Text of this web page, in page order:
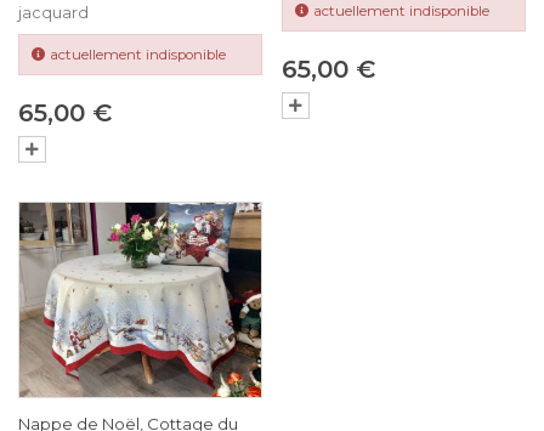
jacquard
actuellement indisponible
65,00 €
actuellement indisponible
65,00 €
Nappe de Noël, Cottage du